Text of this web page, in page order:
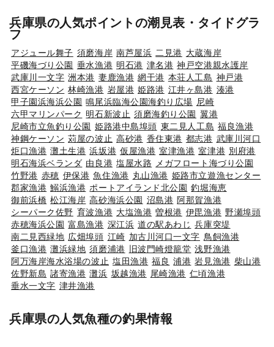
兵庫県の人気ポイントの潮見表・タイドグラ
フ
アジュール舞子 須磨海岸 南芦屋浜 二見港 大蔵海岸
平磯海づり公園 垂水漁港 明石港 津名港 神戸空港親水護岸
武庫川一文字 洲本港 妻鹿漁港 網干港 本荘人工島 神戸港
西宮ケーソン 林崎漁港 岩屋港 姫路港 江井ヶ島港 湊港
甲子園浜海浜公園 鳴尾浜臨海公園海釣り広場 尼崎
六甲マリンパーク 明石新波止 須磨海釣り公園 翼港
尼崎市立魚釣り公園 姫路港中島埠頭 東二見人工島 福良漁港
神鋼ケーソン 苅屋の波止 高砂港 香住東港 都志港 武庫川河口
炬口漁港 灘土生港 浜坂港 仮屋漁港 室津漁港 室津港 別府港
明石海浜ベランダ 由良港 塩屋水路
メガフロート海づり公園
竹野港 赤穂 伊保港 魚住漁港 丸山漁港 姫路市立遊漁センター
郡家漁港 鰯浜漁港 ポートアイランド北公園 釣堀海恵
御前浜橋 松江海岸 高砂海浜公園 沼島港 阿那賀漁港
シーパーク佐野 育波漁港 大塩漁港 曽根港 伊毘漁港 野瀬埠頭
赤穂海浜公園 富島漁港 深江浜 道の駅あわじ 兵庫突堤
南二見西緑地 広畑埠頭 江崎 加古川河口一文字 鳥飼漁港
釜口漁港 灘浜緑地 須磨浦港 旧波門崎燈籠堂 浅野漁港
阿万海岸海水浴場の波止 塩田漁港 福良 浦港 岩見漁港 柴山港
佐野新島 諸寄漁港 灘浜 坂越漁港 尾崎漁港 仁頃漁港
垂水一文字 津井漁港
兵庫県の人気魚種の釣果情報